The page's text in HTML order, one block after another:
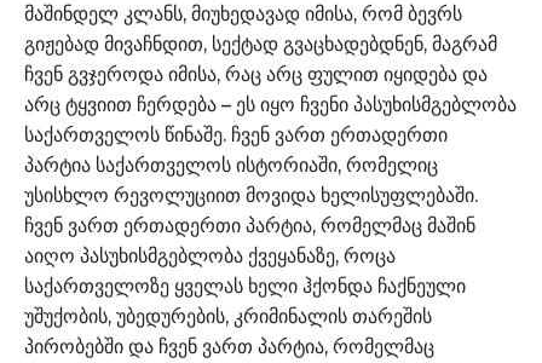
მაშინდელ კლანს, მიუხედავად იმისა, რომ ბევრს
გიჟებად მივაჩნდით, სექტად გვაცხადებდნენ, მაგრამ
ჩვენ გვჯეროდა იმისა, რაც არც ფულით იყიდება და
არც ტყვიით ჩერდება – ეს იყო ჩვენი პასუხისმგებლობა
საქართველოს წინაშე. ჩვენ ვართ ერთადერთი
პარტია საქართველოს ისტორიაში, რომელიც
უსისხლო რევოლუციით მოვიდა ხელისუფლებაში.
ჩვენ ვართ ერთადერთი პარტია, რომელმაც მაშინ
აიღო პასუხისმგებლობა ქვეყანაზე, როცა
საქართველოზე ყველას ხელი ჰქონდა ჩაქნეული
უშუქობის, უბედურების, კრიმინალის თარეშის
პირობებში და ჩვენ ვართ პარტია, რომელმაც